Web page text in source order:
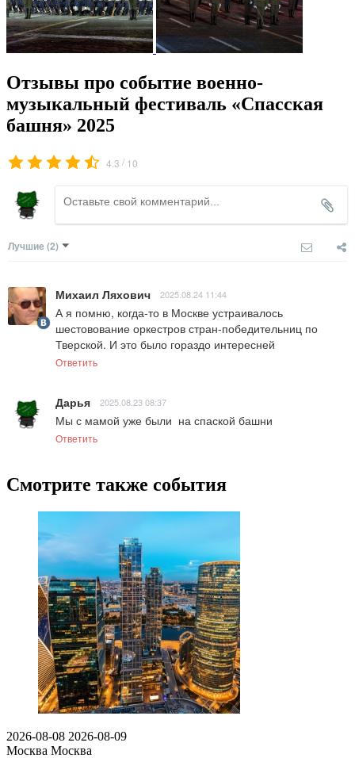
Отзывы про событие военно-
музыкальный фестиваль «Спасская
башня» 2025
4.3 / 10
Лучшие (2)
Михаил Ляхович 2025.08.24 11:44
А я помню, когда-то в Москве устраивалось
шестовование оркестров стран-победительниц по
Тверской. И это было гораздо интересней
Ответить
Дарья 2025.08.23 08:37
Мы с мамой уже были  на спаской башни
Ответить
Смотрите также события
2026-08-08 2026-08-09
Москва Москва